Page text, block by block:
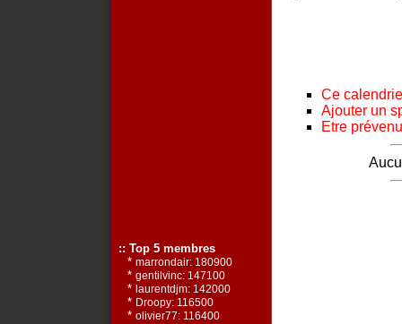
Ce
Ajouter un
Etre
:: Top 5 membres
* marrondair: 180900
* gentilvinc: 147100
* laurentdjm: 142000
* Droopy: 116500
* olivier77: 116400